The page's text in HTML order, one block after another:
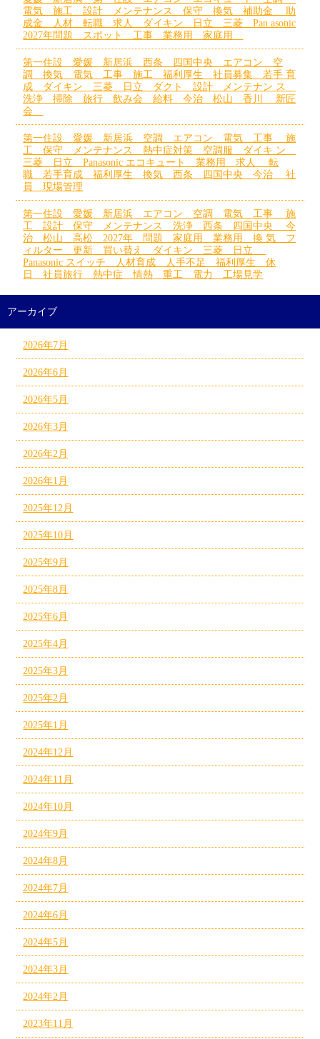
電気 施工 設計 メンテナンス 保守 換気 補助金 助
成金 人材 転職 求人 ダイキン 日立 三菱 Pan asonic
2027年問題 スポット 工事 業務用 家庭用
第一住設 愛媛 新居浜 西条 四国中央 エアコン 空
調 換気 電気 工事 施工 福利厚生 社員募集 若手 育
成 ダイキン 三菱 日立 ダクト 設計 メンテナン ス
洗浄 掃除 旅行 飲み会 給料 今治 松山 香川 新匠
会
第一住設 愛媛 新居浜 空調 エアコン 電気 工事 施
工 保守 メンテナンス 熱中症対策 空調服 ダイキ ン
三菱 日立 Panasonic エコキュート 業務用 求人 転
職 若手育成 福利厚生 換気 西条 四国中央 今治 社
員 現場管理
第一住設 愛媛 新居浜 エアコン 空調 電気 工事 施
工 設計 保守 メンテナンス 洗浄 西条 四国中央 今
治 松山 高松 2027年 問題 家庭用 業務用 換 気 フ
ィルター 更新 買い替え ダイキン 三菱 日立
Panasonic スイッチ 人材育成 人手不足 福利厚生 休
日 社員旅行 熱中症 情熱 重工 電力 工場見学
アーカイブ
2026年7月
2026年6月
2026年5月
2026年3月
2026年2月
2026年1月
2025年12月
2025年10月
2025年9月
2025年8月
2025年6月
2025年4月
2025年3月
2025年2月
2025年1月
2024年12月
2024年11月
2024年10月
2024年9月
2024年8月
2024年7月
2024年6月
2024年5月
2024年3月
2024年2月
2023年11月